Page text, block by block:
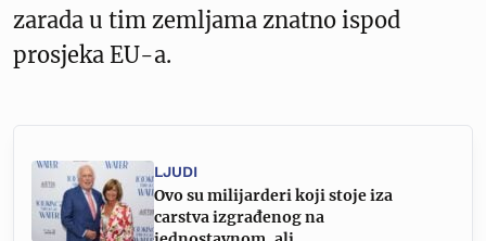
zarada u tim zemljama znatno ispod
prosjeka EU-a.
LJUDI
Ovo su milijarderi koji stoje iza
carstva izgrađenog na